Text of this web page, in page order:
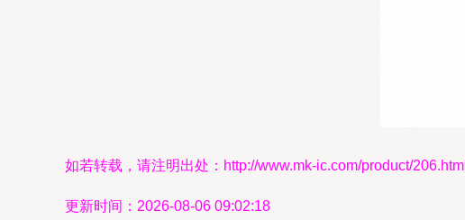
如若转载，请注明出处：http://www.mk-ic.com/product/206.html
更新时间：2026-08-06 09:02:18